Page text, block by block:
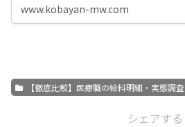
www.kobayan-mw.com
【徹底比較】医療職の給料明細・実態調査
シェアする